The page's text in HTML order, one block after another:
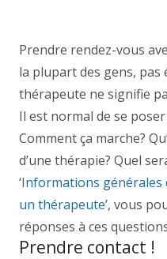
Prendre rendez-vous
la plupart des gens, pas
thérapeute ne signifie
Il est normal de se
Comment ça marche?
d’une thérapie? Quel
‘Informations générales
un thérapeute’, vous
réponses à ces
Prendre contact !